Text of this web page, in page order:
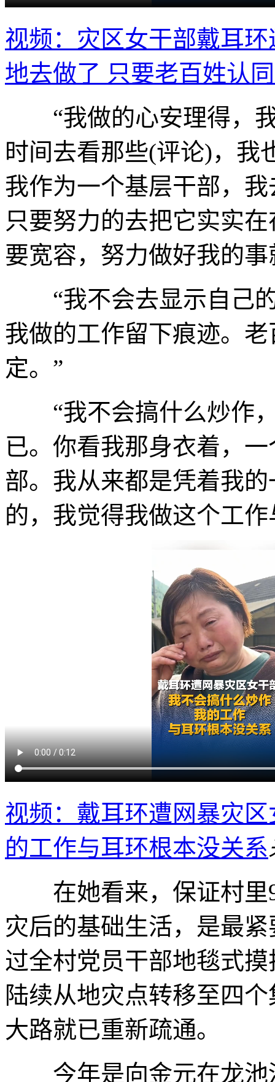
视频：灾区女干部戴耳
地去做了 只要老百姓认
“我做的心安理得，我
时间去看那些(评论)，我
我作为一个基层干部，
只要努力的去把它实实
要宽容，努力做好我的事
“我不会去显示自己的
我做的工作留下痕迹。
定。”
“我不会搞什么炒作，
已。你看我那身衣着，
部。我从来都是凭着我
的，我觉得我做这个工
视频：戴耳环遭网暴灾
的工作与耳环根本没关系
在她看来，保证村里
灾后的基础生活，是最
过全村党员干部地毯式
陆续从地灾点转移至四
大路就已重新疏通。
今年是向金元在龙池